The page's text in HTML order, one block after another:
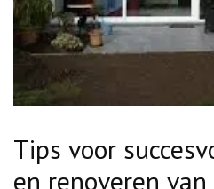
Tips voor
en renoveren